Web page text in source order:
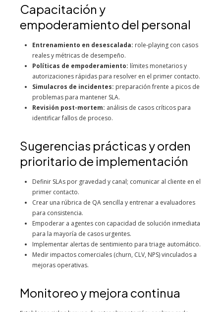
Capacitación y
empoderamiento del personal
Entrenamiento en desescalada: role-playing con casos
reales y métricas de desempeño.
Políticas de empoderamiento: límites monetarios y
autorizaciones rápidas para resolver en el primer contacto.
Simulacros de incidentes: preparación frente a picos de
problemas para mantener SLA.
Revisión post-mortem: análisis de casos críticos para
identificar fallos de proceso.
Sugerencias prácticas y orden
prioritario de implementación
Definir SLAs por gravedad y canal; comunicar al cliente en el
primer contacto.
Crear una rúbrica de QA sencilla y entrenar a evaluadores
para consistencia.
Empoderar a agentes con capacidad de solución inmediata
para la mayoría de casos urgentes.
Implementar alertas de sentimiento para triage automático.
Medir impactos comerciales (churn, CLV, NPS) vinculados a
mejoras operativas.
Monitoreo y mejora continua